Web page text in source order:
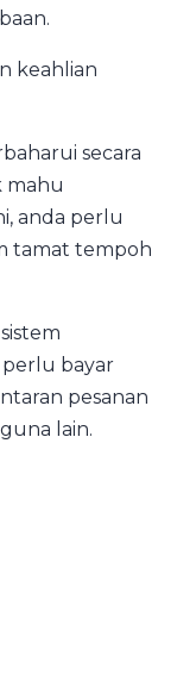
keahlian
secara
mahu
anda perlu
tamat tempoh
perlu bayar
pesanan
lain.